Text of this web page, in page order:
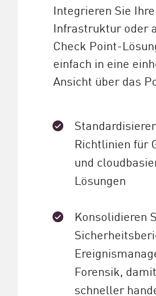
Integrieren Sie Ihre
Infrastruktur oder
Check Point-
einfach in eine
Ansicht über das
Richtlinien für
und
Lösungen
Konsolidieren
Forensik,
schneller